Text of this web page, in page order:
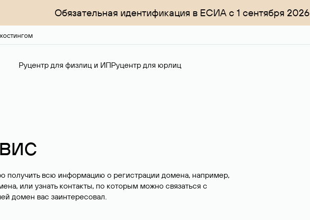
Обязательная идентификация в ЕСИА с 1 сентября 2026
Руцентр для физлиц и ИПРуцентр для юрлиц
получить всю информацию о регистрации домена, например,
или узнать контакты, по которым можно связаться с
домен вас заинтересовал.